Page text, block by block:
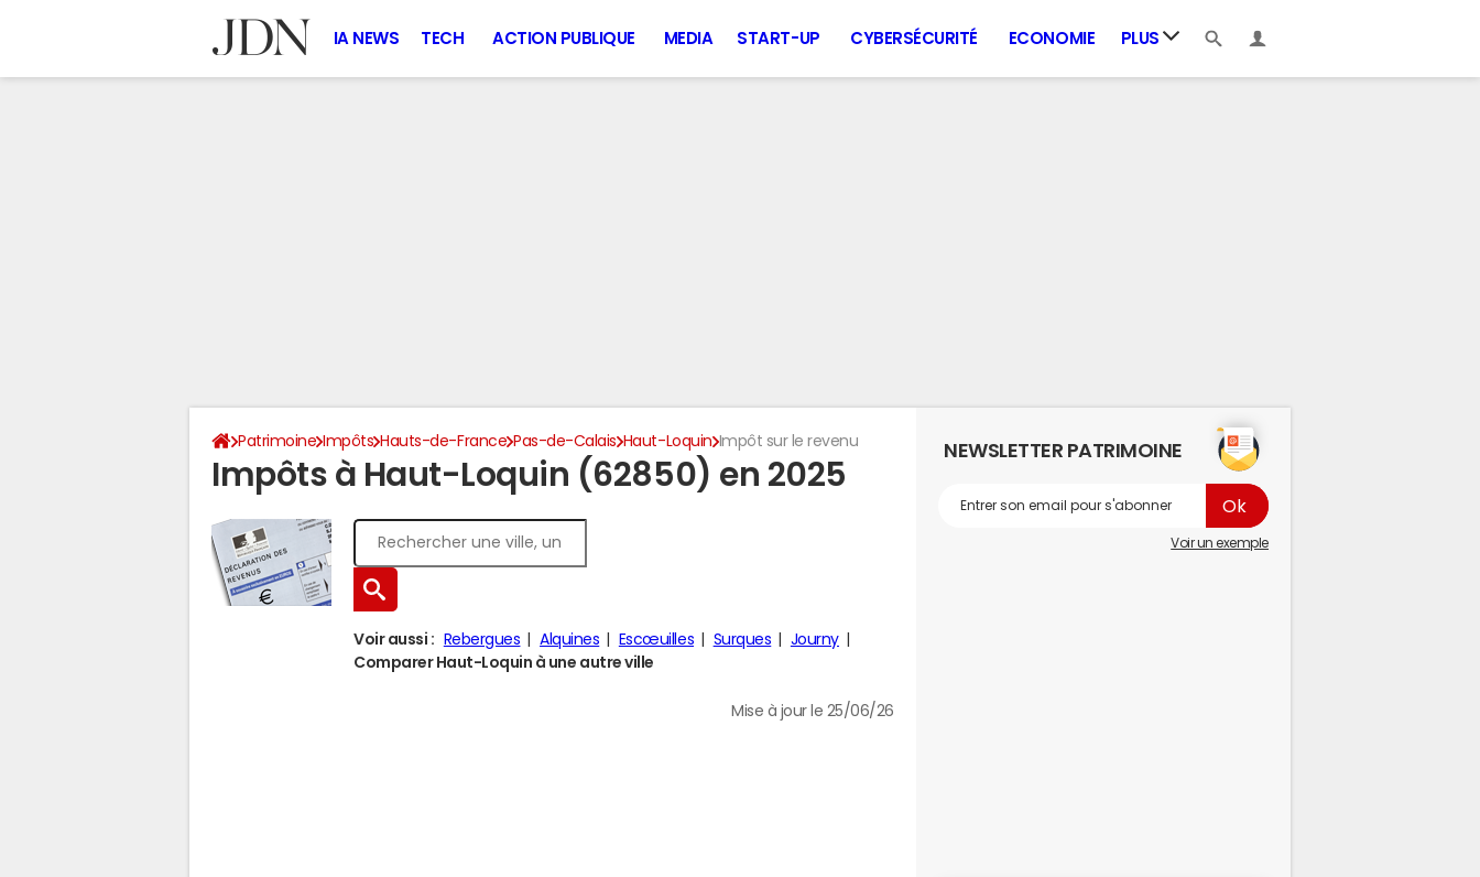
IA NEWS TECH ACTION PUBLIQUE MEDIA START-UP CYBERSÉCURITÉ ECONOMIE PLUS
Patrimoine Impôts Hauts-de-France Pas-de-Calais Haut-Loquin Impôt sur le revenu
Impôts à Haut-Loquin (62850) en 2025
Voir aussi : Rebergues Alquines Escœuilles Surques
Journy
Comparer Haut-Loquin à une autre ville
Mise à jour le 25/06/26
NEWSLETTER PATRIMOINE
Voir un exemple